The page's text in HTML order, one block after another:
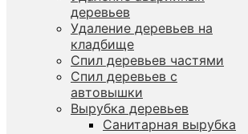
деревьев
Удаление деревьев на
кладбище
Спил деревьев частями
Спил деревьев с
автовышки
Вырубка деревьев
Санитарная вырубка